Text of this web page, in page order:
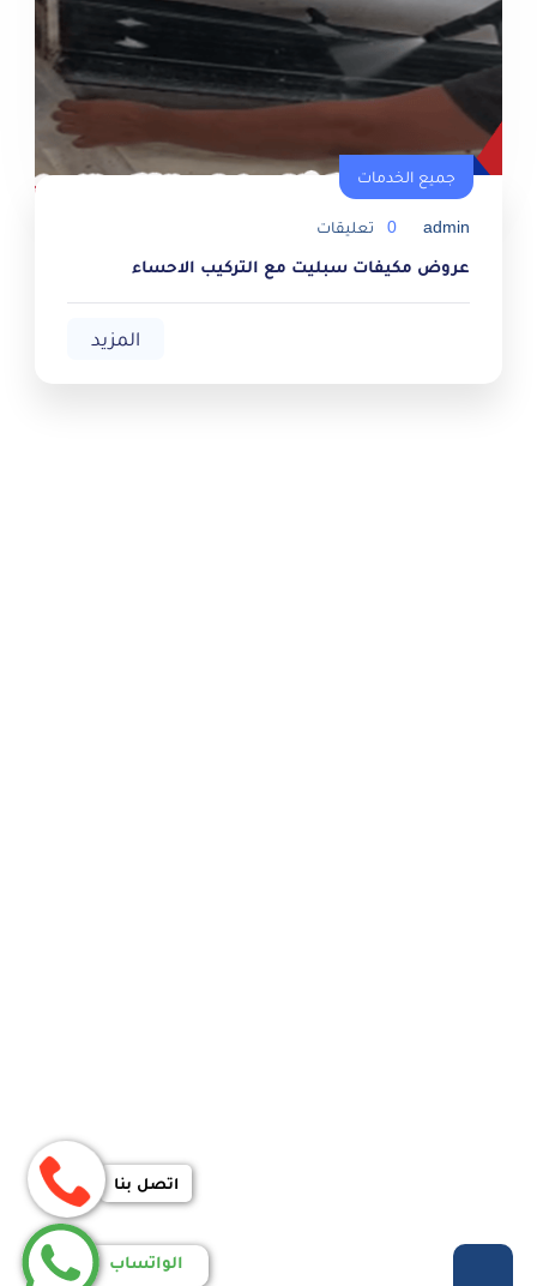
جميع الخدمات
admin
0 تعليقات
عروض مكيفات سبليت مع التركيب الاحساء
المزيد
اتصل بنا
الواتساب